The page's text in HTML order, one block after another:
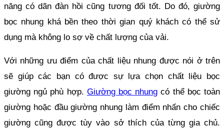
năng có dãn đàn hồi cũng tương đối tốt. Do đó, giường
bọc nhung khá bền theo thời gian quý khách có thể sử
dụng mà không lo sợ về chất lượng của vải.
Với những ưu điểm của chất liệu nhung được nói ở trên
sẽ giúp các bạn có được sự lựa chọn chất liệu bọc
giường ngủ phù hợp. Giường bọc nhung có thể bọc toàn
giường hoặc đầu giường nhung làm điểm nhấn cho chiếc
giường cũng được tùy vào sở thích của từng gia chủ.